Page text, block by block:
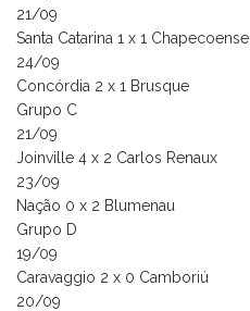
21/09
Santa Catarina 1 x 1 Chapecoense
24/09
Concórdia 2 x 1 Brusque
Grupo C
21/09
Joinville 4 x 2 Carlos Renaux
23/09
Nação 0 x 2 Blumenau
Grupo D
19/09
Caravaggio 2 x 0 Camboriú
20/09